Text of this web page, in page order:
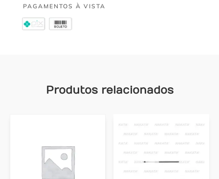
PAGAMENTOS À VISTA
Produtos relacionados